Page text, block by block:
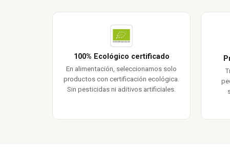
100% Ecológico certificado
En alimentación, seleccionamos solo
productos con certificación ecológica.
Sin pesticidas ni aditivos artificiales.